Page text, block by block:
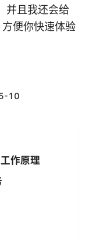
并且我还会给
便你快速体验
10
作原理